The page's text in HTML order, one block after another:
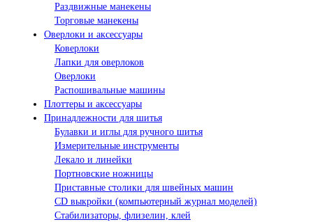
Раздвижные манекены
Торговые манекены
Оверлоки и аксессуары
Коверлоки
Лапки для оверлоков
Оверлоки
Распошивальные машины
Плоттеры и аксессуары
Принадлежности для шитья
Булавки и иглы для ручного шитья
Измерительные инструменты
Лекало и линейки
Портновские ножницы
Приставные столики для швейных машин
СD выкройки (компьютерный журнал моделей)
Стабилизаторы, флизелин, клей